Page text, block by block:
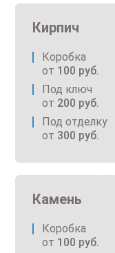
Кирпич
Коробка
от 100 руб.
Под ключ
от 200 руб.
Под отделку
от 300 руб.
Камень
Коробка
от 100 руб.